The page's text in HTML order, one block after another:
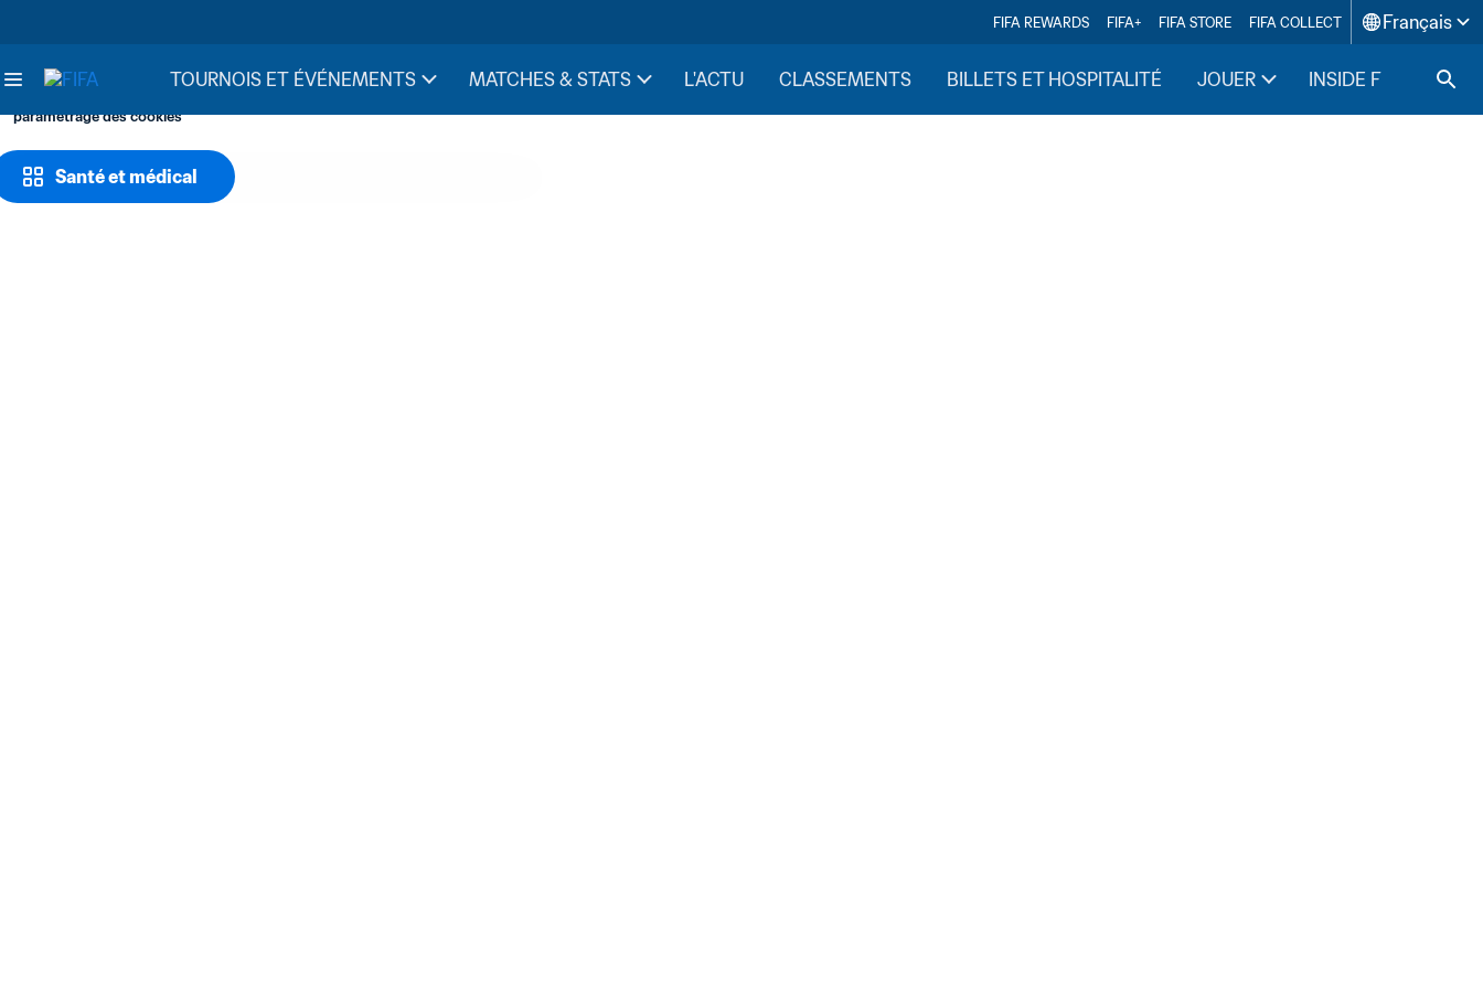
FIFA REWARDS FIFA+ FIFA STORE FIFA COLLECT Français
TOURNOIS ET ÉVÉNEMENTS MATCHES & STATS L'ACTU CLASSEMENTS BILLETS ET HOSPITALITÉ JOUER INSIDE FIFA
Santé et médical
paramétrage des cookies